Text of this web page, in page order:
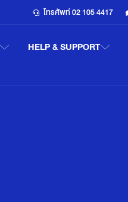
โทรศัพท์ 02 105 4417
HELP & SUPPORT